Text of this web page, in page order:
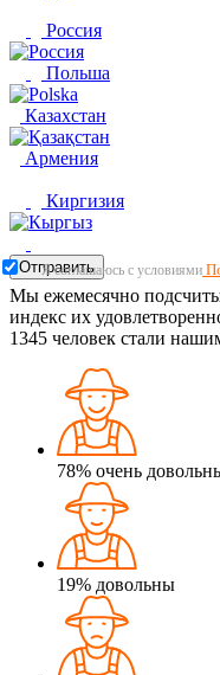
Россия
Польша
Казахстан
Армения
Киргизия
Отправить
Я соглашаюсь с условиями
Мы ежемесячно
индекс их
1345 человек стали
78% очень
19% довольны